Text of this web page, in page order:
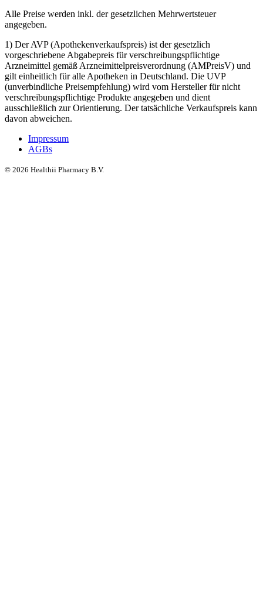
Alle Preise werden inkl. der gesetzlichen Mehrwertsteuer
angegeben.
1) Der AVP (Apothekenverkaufspreis) ist der gesetzlich
vorgeschriebene Abgabepreis für verschreibungspflichtige
Arzneimittel gemäß Arzneimittelpreisverordnung (AMPreisV) und
gilt einheitlich für alle Apotheken in Deutschland. Die UVP
(unverbindliche Preisempfehlung) wird vom Hersteller für nicht
verschreibungspflichtige Produkte angegeben und dient
ausschließlich zur Orientierung. Der tatsächliche Verkaufspreis kann
davon abweichen.
Impressum
AGBs
© 2026 Healthii Pharmacy B.V.